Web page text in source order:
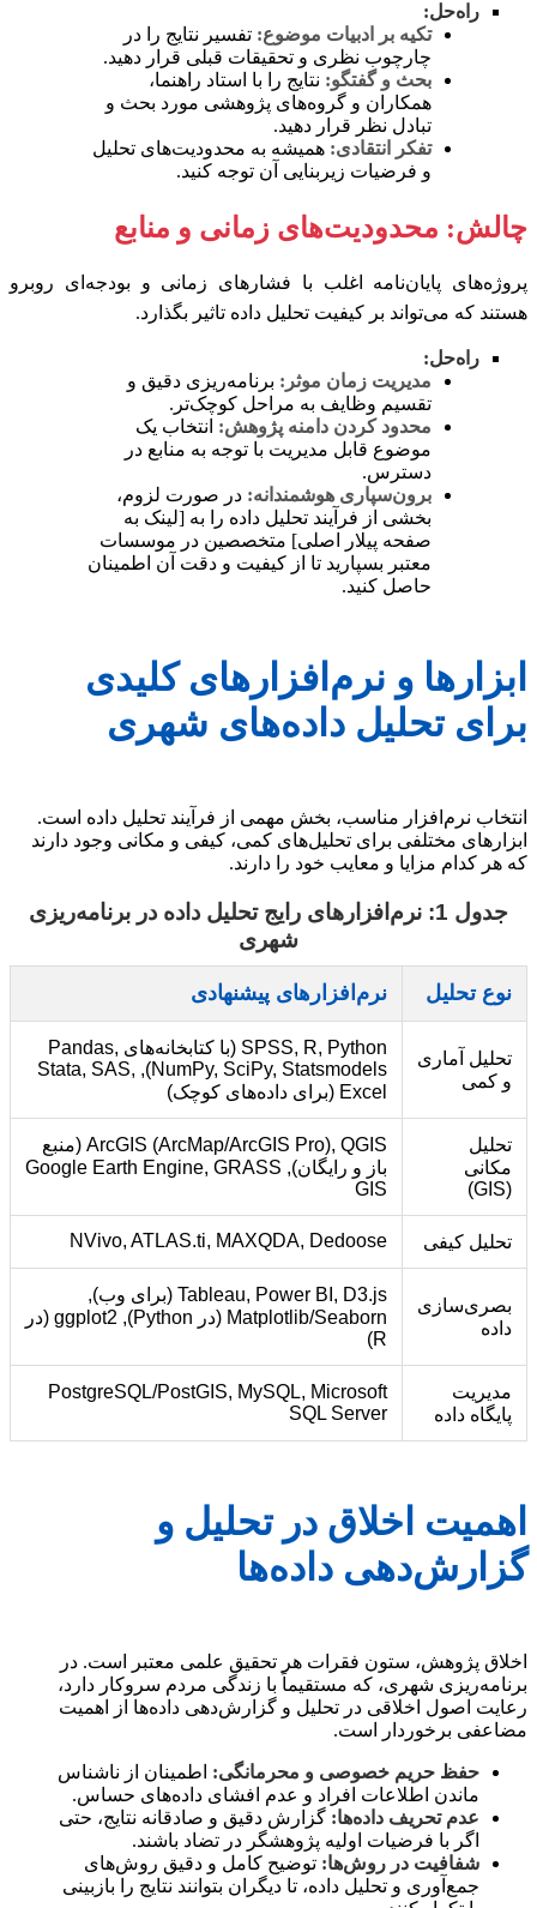
راه‌حل:
تکیه بر ادبیات موضوع: تفسیر نتایج را در
چارچوب نظری و تحقیقات قبلی قرار دهید.
بحث و گفتگو: نتایج را با استاد راهنما،
همکاران و گروه‌های پژوهشی مورد بحث و
تبادل نظر قرار دهید.
تفکر انتقادی: همیشه به محدودیت‌های تحلیل
و فرضیات زیربنایی آن توجه کنید.
چالش: محدودیت‌های زمانی و منابع
پروژه‌های پایان‌نامه اغلب با فشارهای زمانی و بودجه‌ای روبرو
هستند که می‌تواند بر کیفیت تحلیل داده تاثیر بگذارد.
راه‌حل:
مدیریت زمان موثر: برنامه‌ریزی دقیق و
تقسیم وظایف به مراحل کوچک‌تر.
محدود کردن دامنه پژوهش: انتخاب یک
موضوع قابل مدیریت با توجه به منابع در
دسترس.
برون‌سپاری هوشمندانه: در صورت لزوم،
بخشی از فرآیند تحلیل داده را به [لینک به
صفحه پیلار اصلی] متخصصین در موسسات
معتبر بسپارید تا از کیفیت و دقت آن اطمینان
حاصل کنید.
ابزارها و نرم‌افزارهای کلیدی
برای تحلیل داده‌های شهری
انتخاب نرم‌افزار مناسب، بخش مهمی از فرآیند تحلیل داده است.
ابزارهای مختلفی برای تحلیل‌های کمی، کیفی و مکانی وجود دارند
که هر کدام مزایا و معایب خود را دارند.
جدول 1: نرم‌افزارهای رایج تحلیل داده در برنامه‌ریزی
شهری
نوع تحلیل نرم‌افزارهای پیشنهادی
تحلیل آماری
و کمی
SPSS, R, Python (با کتابخانه‌های Pandas,
NumPy, SciPy, Statsmodels), Stata, SAS,
Excel (برای داده‌های کوچک)
تحلیل
مکانی
(GIS)
ArcGIS (ArcMap/ArcGIS Pro), QGIS (منبع
باز و رایگان), Google Earth Engine, GRASS
GIS
تحلیل کیفی NVivo, ATLAS.ti, MAXQDA, Dedoose
بصری‌سازی
داده
Tableau, Power BI, D3.js (برای وب),
Matplotlib/Seaborn (در Python), ggplot2 (در
R)
مدیریت
پایگاه داده
PostgreSQL/PostGIS, MySQL, Microsoft
SQL Server
اهمیت اخلاق در تحلیل و
گزارش‌دهی داده‌ها
اخلاق پژوهش، ستون فقرات هر تحقیق علمی معتبر است. در
برنامه‌ریزی شهری، که مستقیماً با زندگی مردم سروکار دارد،
رعایت اصول اخلاقی در تحلیل و گزارش‌دهی داده‌ها از اهمیت
مضاعفی برخوردار است.
حفظ حریم خصوصی و محرمانگی: اطمینان از ناشناس
ماندن اطلاعات افراد و عدم افشای داده‌های حساس.
عدم تحریف داده‌ها: گزارش دقیق و صادقانه نتایج، حتی
اگر با فرضیات اولیه پژوهشگر در تضاد باشند.
شفافیت در روش‌ها: توضیح کامل و دقیق روش‌های
جمع‌آوری و تحلیل داده، تا دیگران بتوانند نتایج را بازبینی